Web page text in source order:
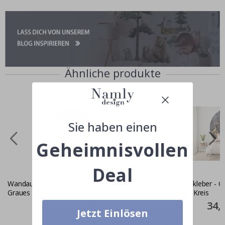
Ähnliche produkte
Wandaufkleber - Dunkelbraunes und
Graues Muster / Kreis
Wandaufkleber -
Muster / Kreis
Price
Sie haben einen
Geheimnisvollen
Deal
Jetzt Einlösen